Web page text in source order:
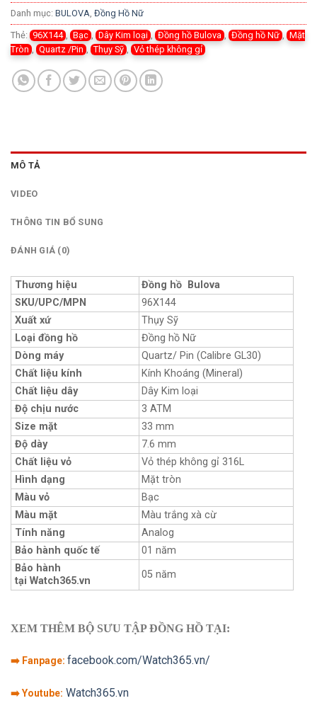
Danh mục: BULOVA Đồng Hồ Nữ
Thẻ: 96X144 Bạc Dây Kim loại Đồng hồ Bulova Đồng hồ Nữ
Mặt
Tròn
Quartz /Pin Thụy Sỹ Vỏ thép không gỉ
MÔ TẢ
VIDEO
THÔNG TIN BỔ SUNG
ĐÁNH GIÁ (0)
Thương hiệu
Đồng hồ Bulova
SKU/UPC/MPN
96X144
Xuất xứ
Thụy Sỹ
Loại đồng hồ
Đồng hồ Nữ
Dòng máy
Quartz/ Pin (Calibre GL30)
Chất liệu kính
Kính Khoáng (Mineral)
Chất liệu dây
Dây Kim loại
Độ chịu nước
3 ATM
Size mặt
33 mm
Độ dày
7.6 mm
Chất liệu vỏ
Vỏ thép không gỉ 316L
Hình dạng
Mặt tròn
Màu vỏ
Bạc
Màu mặt
Màu trắng xà cừ
Tính năng
Analog
Bảo hành quốc tế
01 năm
Bảo hành
tại Watch365.vn
05 năm
XEM THÊM BỘ SƯU TẬP ĐỒNG HỒ TẠI:
➡️ Fanpage: facebook.com/Watch365.vn/
➡️ Youtube: Watch365.vn